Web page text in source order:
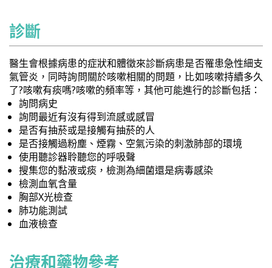
診斷
醫生會根據病患的症狀和體徵來診斷病患是否罹患急性細支
氣管炎，同時詢問關於咳嗽相關的問題，比如咳嗽持續多久
了?咳嗽有痰嗎?咳嗽的頻率等，其他可能進行的診斷包括：
詢問病史
詢問最近有沒有得到流感或感冒
是否有抽菸或是接觸有抽菸的人
是否接觸過粉塵、煙霧、空氣污染的刺激肺部的環境
使用聽診器聆聽您的呼吸聲
搜集您的黏液或痰，檢測為細菌還是病毒感染
檢測血氧含量
胸部X光檢查
肺功能測試
血液檢查
治療和藥物參考